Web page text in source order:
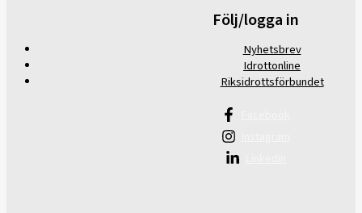
Följ/logga in
Nyhetsbrev
Idrottonline
Riksidrottsförbundet